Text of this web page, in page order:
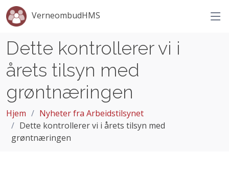
VerneombudHMS
Dette kontrollerer vi i
årets tilsyn med
grøntnæringen
Hjem
Nyheter fra Arbeidstilsynet
Dette kontrollerer vi i årets tilsyn med
grøntnæringen